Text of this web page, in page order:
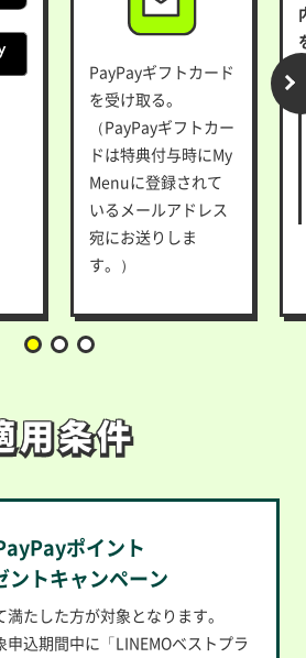
PayPayギフトカード
を受け取る。
（PayPayギフトカー
ドは特典付与時にMy
Menuに登録されて
いるメールアドレス
宛にお送りしま
す。）
用条件
用条件
ポイント
ントキャンペーン
たした方が対象となります。
込期間中に「LINEMOベストプラ